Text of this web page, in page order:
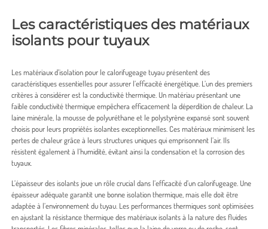
Les caractéristiques des matériaux
isolants pour tuyaux
Les matériaux d’isolation pour le calorifugeage tuyau présentent des
caractéristiques essentielles pour assurer l’efficacité énergétique. L’un des premiers
critères à considérer est la conductivité thermique. Un matériau présentant une
faible conductivité thermique empêchera efficacement la déperdition de chaleur. La
laine minérale, la mousse de polyuréthane et le polystyrène expansé sont souvent
choisis pour leurs propriétés isolantes exceptionnelles. Ces matériaux minimisent les
pertes de chaleur grâce à leurs structures uniques qui emprisonnent l’air. Ils
résistent également à l’humidité, évitant ainsi la condensation et la corrosion des
tuyaux.
L’épaisseur des isolants joue un rôle crucial dans l’efficacité d’un calorifugeage. Une
épaisseur adéquate garantit une bonne isolation thermique, mais elle doit être
adaptée à l’environnement du tuyau. Les performances thermiques sont optimisées
en ajustant la résistance thermique des matériaux isolants à la nature des fluides